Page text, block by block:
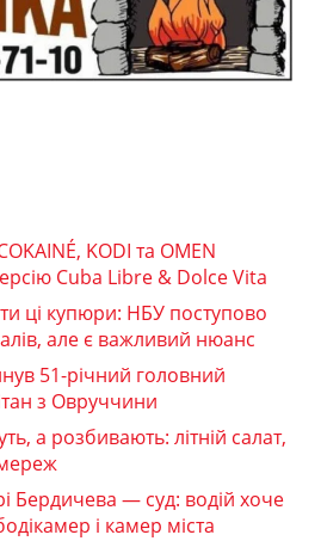
KODI та OMEN
Cuba Libre & Dolce Vita
ці купюри: НБУ поступово
але є важливий нюанс
51-річний головний
з Овруччини
а розбивають: літній салат,
Бердичева — суд: водій хоче
і камер міста